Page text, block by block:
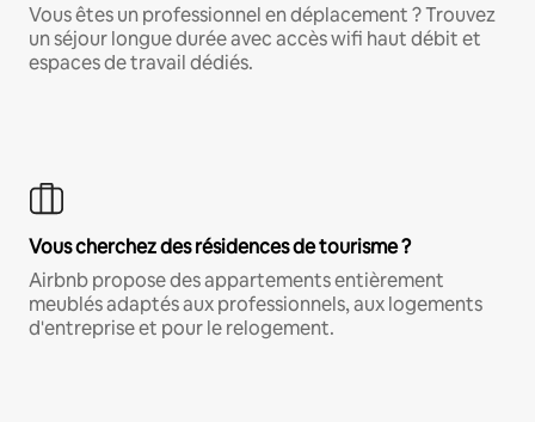
Vous êtes un professionnel en déplacement ? Trouvez
un séjour longue durée avec accès wifi haut débit et
espaces de travail dédiés.
Vous cherchez des résidences de tourisme ?
Airbnb propose des appartements entièrement
meublés adaptés aux professionnels, aux logements
d'entreprise et pour le relogement.